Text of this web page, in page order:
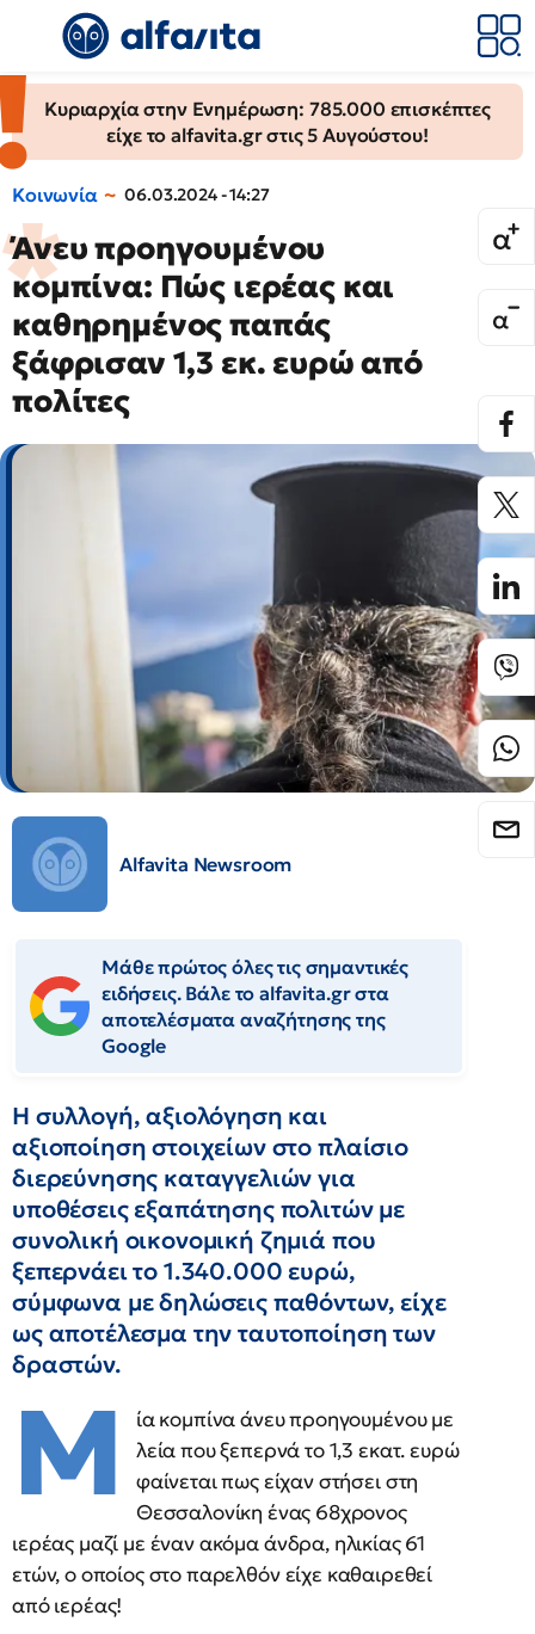
Κυριαρχία στην Ενημέρωση: 785.000 επισκέπτες
είχε το alfavita.gr στις 5 Αυγούστου!
Κοινωνία 06.03.2024 - 14:27
Άνευ προηγουμένου
κομπίνα: Πώς ιερέας και
καθηρημένος παπάς
ξάφρισαν 1,3 εκ. ευρώ από
πολίτες
Alfavita Newsroom
Μάθε πρώτος όλες τις σημαντικές
ειδήσεις. Βάλε το alfavita.gr στα
αποτελέσματα αναζήτησης της
Google
Η συλλογή, αξιολόγηση και
αξιοποίηση στοιχείων στο πλαίσιο
διερεύνησης καταγγελιών για
υποθέσεις εξαπάτησης πολιτών με
συνολική οικονομική ζημιά που
ξεπερνάει το 1.340.000 ευρώ,
σύμφωνα με δηλώσεις παθόντων, είχε
ως αποτέλεσμα την ταυτοποίηση των
δραστών.
Μ
ία κομπίνα άνευ προηγουμένου με
λεία που ξεπερνά το 1,3 εκατ. ευρώ
φαίνεται πως είχαν στήσει στη
Θεσσαλονίκη ένας 68χρονος
ιερέας μαζί με έναν ακόμα άνδρα, ηλικίας 61
ετών, ο οποίος στο παρελθόν είχε καθαιρεθεί
από ιερέας!